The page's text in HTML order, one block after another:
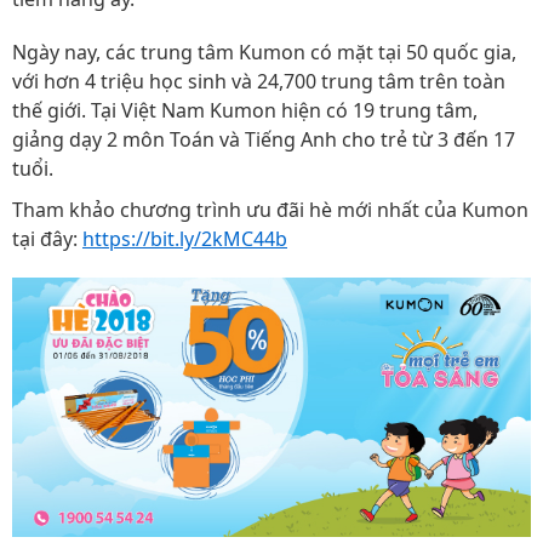
Ngày nay, các trung tâm Kumon có mặt tại 50 quốc gia,
với hơn 4 triệu học sinh và 24,700 trung tâm trên toàn
thế giới. Tại Việt Nam Kumon hiện có 19 trung tâm,
giảng dạy 2 môn Toán và Tiếng Anh cho trẻ từ 3 đến 17
tuổi.
Tham khảo chương trình ưu đãi hè mới nhất của Kumon
tại đây: https://bit.ly/2kMC44b